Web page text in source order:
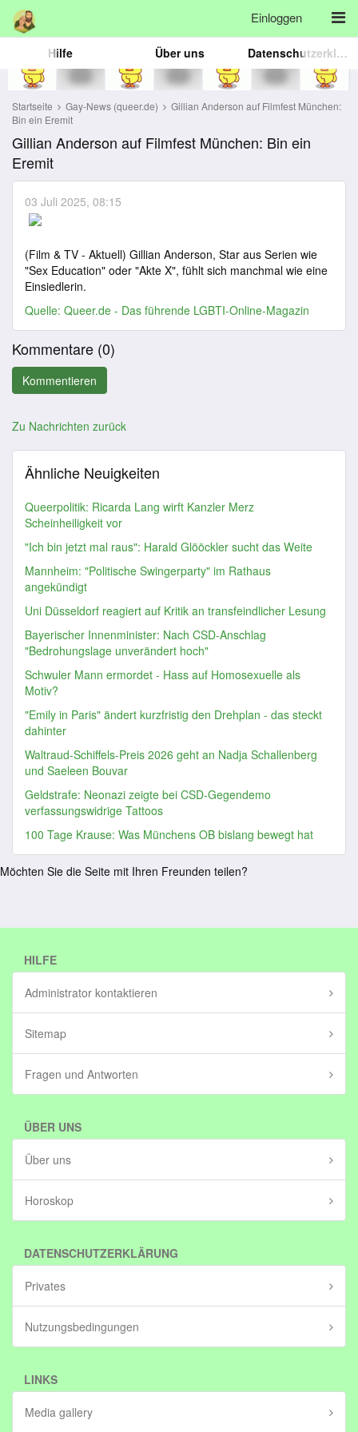
Einloggen
Hilfe Über uns Datenschutzerklärung
Startseite Gay-News (queer.de)
Gillian Anderson auf Filmfest München:
Bin ein Eremit
Gillian Anderson auf Filmfest München: Bin ein
Eremit
03 Juli 2025, 08:15
(Film & TV - Aktuell) Gillian Anderson, Star aus Serien wie
"Sex Education" oder "Akte X", fühlt sich manchmal wie eine
Einsiedlerin.
Quelle: Queer.de - Das führende LGBTI-Online-Magazin
Kommentare (0)
Zu Nachrichten zurück
Ähnliche Neuigkeiten
Queerpolitik: Ricarda Lang wirft Kanzler Merz
Scheinheiligkeit vor
"Ich bin jetzt mal raus": Harald Glööckler sucht das Weite
Mannheim: "Politische Swingerparty" im Rathaus
angekündigt
Uni Düsseldorf reagiert auf Kritik an transfeindlicher Lesung
Bayerischer Innenminister: Nach CSD-Anschlag
"Bedrohungslage unverändert hoch"
Schwuler Mann ermordet - Hass auf Homosexuelle als
Motiv?
"Emily in Paris" ändert kurzfristig den Drehplan - das steckt
dahinter
Waltraud-Schiffels-Preis 2026 geht an Nadja Schallenberg
und Saeleen Bouvar
Geldstrafe: Neonazi zeigte bei CSD-Gegendemo
verfassungswidrige Tattoos
100 Tage Krause: Was Münchens OB bislang bewegt hat
Möchten Sie die Seite mit Ihren Freunden teilen?
HILFE
Administrator kontaktieren
Sitemap
Fragen und Antworten
ÜBER UNS
Über uns
Horoskop
DATENSCHUTZERKLÄRUNG
Privates
Nutzungsbedingungen
LINKS
Media gallery